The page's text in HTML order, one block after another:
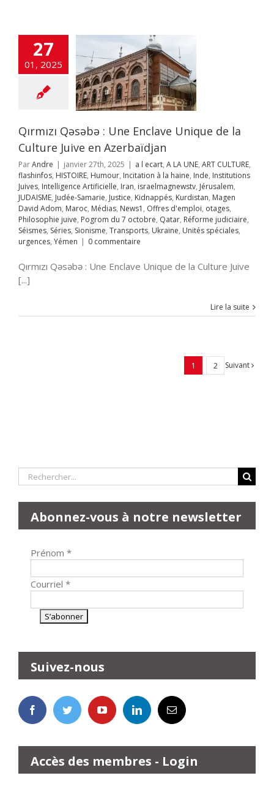
27
01, 2025
Humour
à la haine Inde
Juives
Artificielle Iran
JUDAISME
Justice
News1 Offres
otages
juive Pogrom
Qatar
judiciaire
Séries Sionisme
Ukraine Unités
urgences Yémen
Qırmızı Qəsəbə : Une Enclave Unique de la
Culture Juive en Azerbaïdjan
ParAndre janvier 27th, 2025 a l ecart, A LA UNE, ART CULTURE,
flashinfos, HISTOIRE, Humour, Incitation à la haine, Inde, Institutions
Juives, Intelligence Artificielle, Iran, israelmagnewstv, Jérusalem,
JUDAISME, Judée-Samarie, Justice, Kidnappés, Kurdistan, Magen
David Adom, Maroc, Médias, News1, Offres d'emploi, otages,
Philosophie juive, Pogrom du 7 octobre, Qatar, Réforme judiciaire,
Séismes, Séries, Sionisme, Transports, Ukraine, Unités spéciales,
urgences, Yémen 0 commentaire
Qırmızı Qəsəbə : Une Enclave Unique de la Culture Juive
[...]
Lire la suite
1 2 Suivant
Rechercher:
Abonnez-vous à notre newsletter
Prénom *
Courriel *
Suivez-nous
Accès des membres - Login